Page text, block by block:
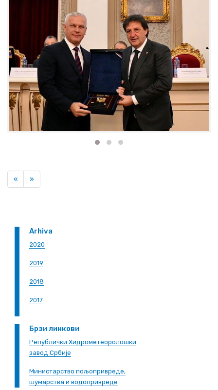
«Previous
»
Arhiva
2020
2019
2018
2017
Брзи линкови
Републички Хидрометеоролошки
завод Србије
Министарство пољопривреде,
шумарства и водопривреде